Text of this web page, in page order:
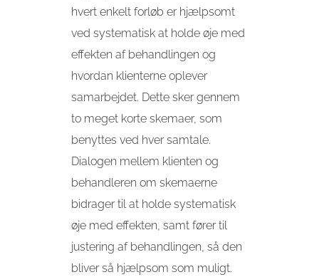
hvert enkelt forløb er hjælpsomt
ved systematisk at holde øje med
effekten af behandlingen og
hvordan klienterne oplever
samarbejdet. Dette sker gennem
to meget korte skemaer, som
benyttes ved hver samtale.
Dialogen mellem klienten og
behandleren om skemaerne
bidrager til at holde systematisk
øje med effekten, samt fører til
justering af behandlingen, så den
bliver så hjælpsom som muligt.